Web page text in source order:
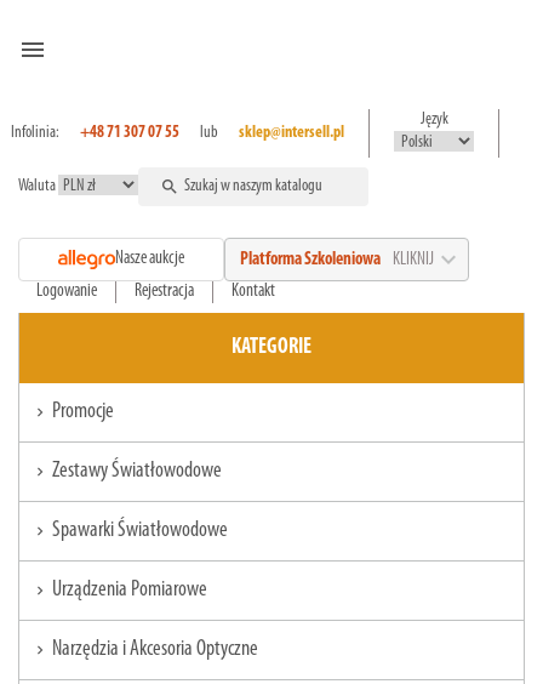
menu
Infolinia: +48 71 307 07 55 lub sklep@intersell.pl
Język
Waluta search
Nasze aukcje Platforma Szkoleniowa KLIKNIJ expand_more
Logowanie Rejestracja Kontakt
KATEGORIE
chevron_right Promocje
chevron_right Zestawy Światłowodowe
chevron_right Spawarki Światłowodowe
chevron_right Urządzenia Pomiarowe
chevron_right Narzędzia i Akcesoria Optyczne